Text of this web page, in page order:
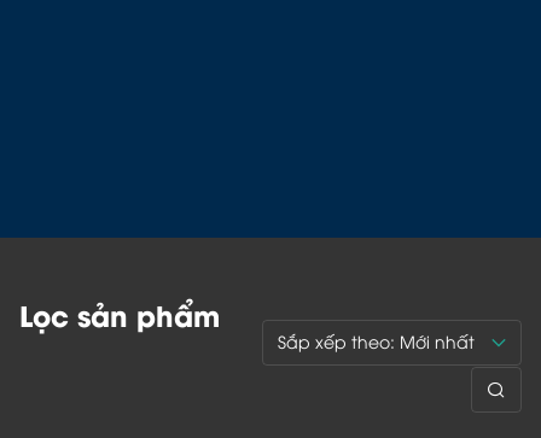
Lọc sản phẩm
Sắp xếp theo: Mới nhất